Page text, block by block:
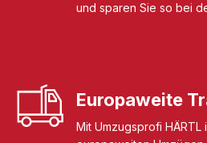
und sparen Sie so bei
Europaweite
Mit Umzugsprofi HÄRTL